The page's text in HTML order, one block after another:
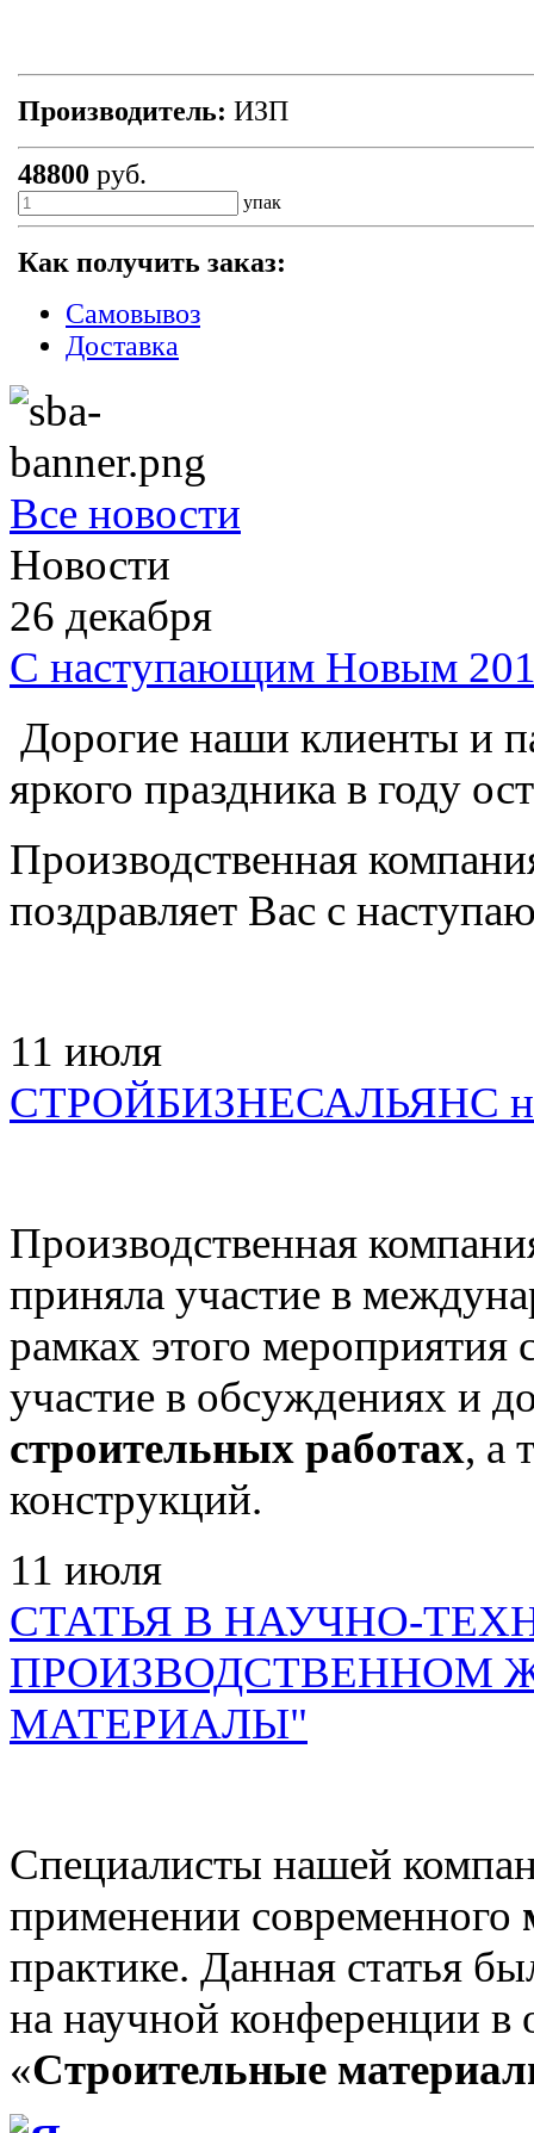
Производитель: ИЗП
48800 руб.
упак
Как получить заказ:
Самовывоз
Доставка
Все новости
Новости
26 декабря
С наступающим Новым
Дорогие наши клиенты и
яркого праздника в году
Производственная
поздравляет Вас с
11 июля
СТРОЙБИЗНЕСАЛЬЯНС на
Производственная
приняла участие в
рамках этого
участие в обсуждениях и
строительных работах, а
конструкций.
11 июля
СТАТЬЯ В НАУЧНО-
ПРОИЗВОДСТВЕННОМ
МАТЕРИАЛЫ"
Специалисты нашей
применении современного
практике. Данная статья
на научной конференции в
«Строительные